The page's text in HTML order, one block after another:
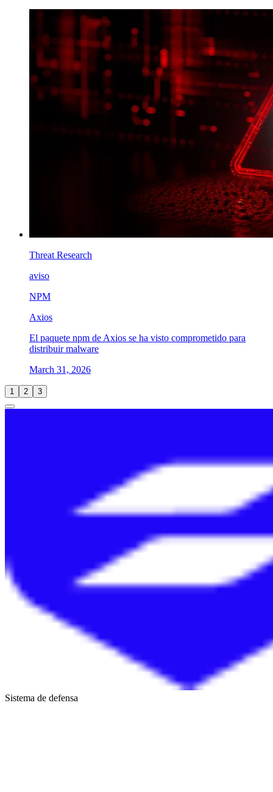
Threat Research
aviso
NPM
Axios
El paquete npm de Axios se ha visto comprometido para
distribuir malware
March 31, 2026
1 2 3
Sistema de defensa